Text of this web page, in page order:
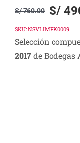
S/760.00
Original
price
was:
S/ 760.00.
S/
Current
price
is:
S/ 490.00.
SKU: NSVLIMPK0009
Selección
2017de Bodegas